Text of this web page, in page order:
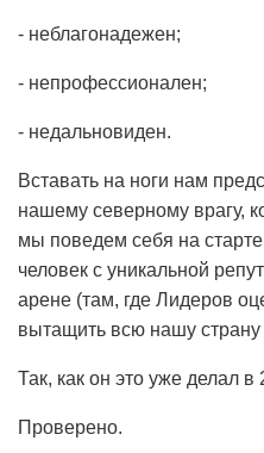
- неблагонадежен;
- непрофессионален;
- недальновиден.
Вставать на ноги нам
нашему северному врагу,
мы поведем себя на
человек с уникальной
арене (там, где Лидеров
вытащить всю нашу страну
Так, как он это уже делал в
Проверено.